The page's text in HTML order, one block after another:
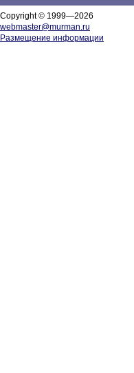
Copyright © 1999—2026
webmaster@murman.ru
Размещение информации